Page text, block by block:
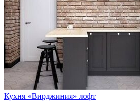
Кухня «Вирджиния» лофт